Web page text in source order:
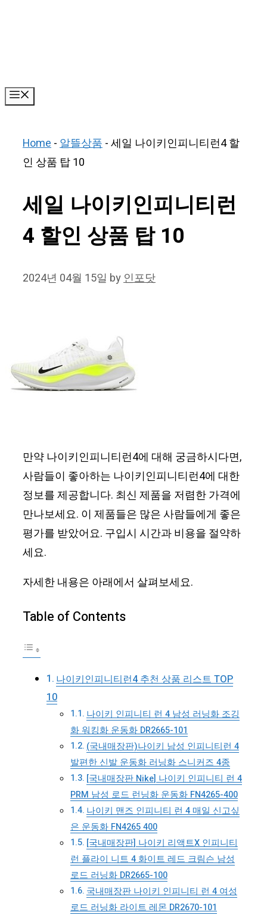
Home-알뜰상품-세일 나이키인피니티런4 할
인 상품 탑 10
세일 나이키인피니티런
4 할인 상품 탑 10
2024년 04월 15일 by인포닷
만약 나이키인피니티런4에 대해 궁금하시다면,
사람들이 좋아하는 나이키인피니티런4에 대한
정보를 제공합니다. 최신 제품을 저렴한 가격에
만나보세요. 이 제품들은 많은 사람들에게 좋은
평가를 받았어요. 구입시 시간과 비용을 절약하
세요.
자세한 내용은 아래에서 살펴보세요.
Table of Contents
나이키인피니티런4 추천 상품 리스트 TOP
10
나이키 인피니티 런 4 남성 러닝화 조깅
화 워킹화 운동화 DR2665-101
(국내매장판)나이키 남성 인피니티런 4
발편한 신발 운동화 러닝화 스니커즈 4종
[국내매장판 Nike] 나이키 인피니티 런 4
PRM 남성 로드 런닝화 운동화 FN4265-400
나이키 맨즈 인피니티 런 4 매일 신고싶
은 운동화 FN4265 400
[국내매장판] 나이키 리액트X 인피니티
런 플라이 니트 4 화이트 레드 크림슨 남성
로드 러닝화 DR2665-100
국내매장판 나이키 인피니티 런 4 여성
로드 러닝화 라이트 레몬 DR2670-101